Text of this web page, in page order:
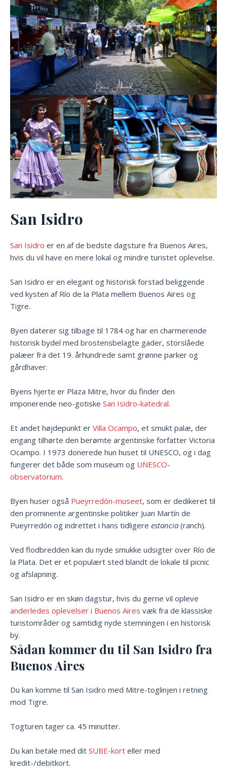
San Isidro
San Isidro er en af de bedste dagsture fra Buenos Aires,
hvis du vil have en mere lokal og mindre turistet oplevelse.
San Isidro er en elegant og historisk forstad beliggende
ved kysten af Río de la Plata mellem Buenos Aires og
Tigre.
Byen daterer sig tilbage til 1784 og har en charmerende
historisk bydel med brostensbelagte gader, storslåede
palæer fra det 19. århundrede samt grønne parker og
gårdhaver.
Byens hjerte er Plaza Mitre, hvor du finder den
imponerende neo-gotiske San Isidro-katedral.
Et andet højdepunkt er Villa Ocampo, et smukt palæ, der
engang tilhørte den berømte argentinske forfatter Victoria
Ocampo. I 1973 donerede hun huset til UNESCO, og i dag
fungerer det både som museum og UNESCO-
observatorium.
Byen huser også Pueyrredón-museet, som er dedikeret til
den prominente argentinske politiker Juan Martín de
Pueyrredón og indrettet i hans tidligere estancia (ranch).
Ved flodbredden kan du nyde smukke udsigter over Río de
la Plata. Det er et populært sted blandt de lokale til picnic
og afslapning.
San Isidro er en skøn dagstur, hvis du gerne vil opleve
anderledes oplevelser i Buenos Aires væk fra de klassiske
turistområder og samtidig nyde stemningen i en historisk
by.
Sådan kommer du til San Isidro fra
Buenos Aires
Du kan komme til San Isidro med Mitre-toglinjen i retning
mod Tigre.
Togturen tager ca. 45 minutter.
Du kan betale med dit SUBE-kort eller med
kredit-/debitkort.